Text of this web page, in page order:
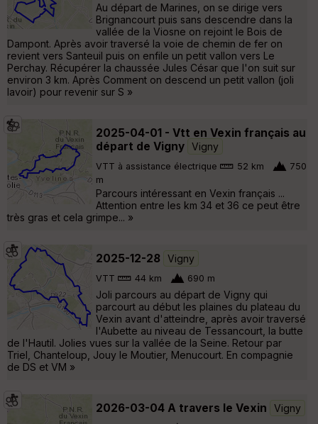
Au départ de Marines, on se dirige vers
Brignancourt puis sans descendre dans la
vallée de la Viosne on rejoint le Bois de
Dampont. Après avoir traversé la voie de chemin de fer on
revient vers Santeuil puis on enfile un petit vallon vers Le
Perchay. Récupérer la chaussée Jules César que l'on suit sur
environ 3 km. Après Comment on descend un petit vallon (joli
lavoir) pour revenir sur S »
2025-04-01 - Vtt en Vexin français au
départ de Vigny Vigny
VTT à assistance électrique 52 km
750
m
Parcours intéressant en Vexin français ...
Attention entre les km 34 et 36 ce peut être
très gras et cela grimpe... »
2025-12-28 Vigny
VTT 44 km 690 m
Joli parcours au départ de Vigny qui
parcourt au début les plaines du plateau du
Vexin avant d'atteindre, après avoir traversé
l'Aubette au niveau de Tessancourt, la butte
de l'Hautil. Jolies vues sur la vallée de la Seine. Retour par
Triel, Chanteloup, Jouy le Moutier, Menucourt. En compagnie
de DS et VM »
2026-03-04 A travers le Vexin Vigny